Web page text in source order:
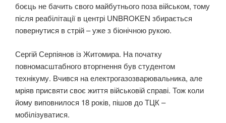
боєць не бачить свого майбутнього поза військом, тому
після реабілітації в центрі UNBROKEN збирається
повернутися в стрій – уже з біонічною рукою.
Сергій Серпіянов із Житомира. На початку
повномасштабного вторгнення був студентом
технікуму. Вчився на електрогазозварювальника, але
мріяв присвяти своє життя військовій справі. Тож коли
йому виповнилося 18 років, пішов до ТЦК –
мобілізуватися.